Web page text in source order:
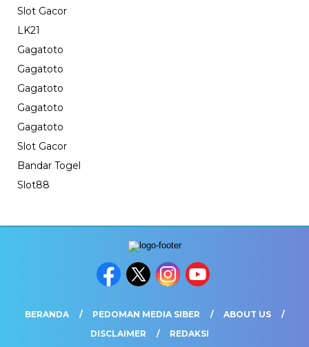
Slot Gacor
LK21
Gagatoto
Gagatoto
Gagatoto
Gagatoto
Gagatoto
Slot Gacor
Bandar Togel
Slot88
BERANDA PEDOMAN MEDIA SIBER
ABOUT US
DISCLAIMER
REDAKSI